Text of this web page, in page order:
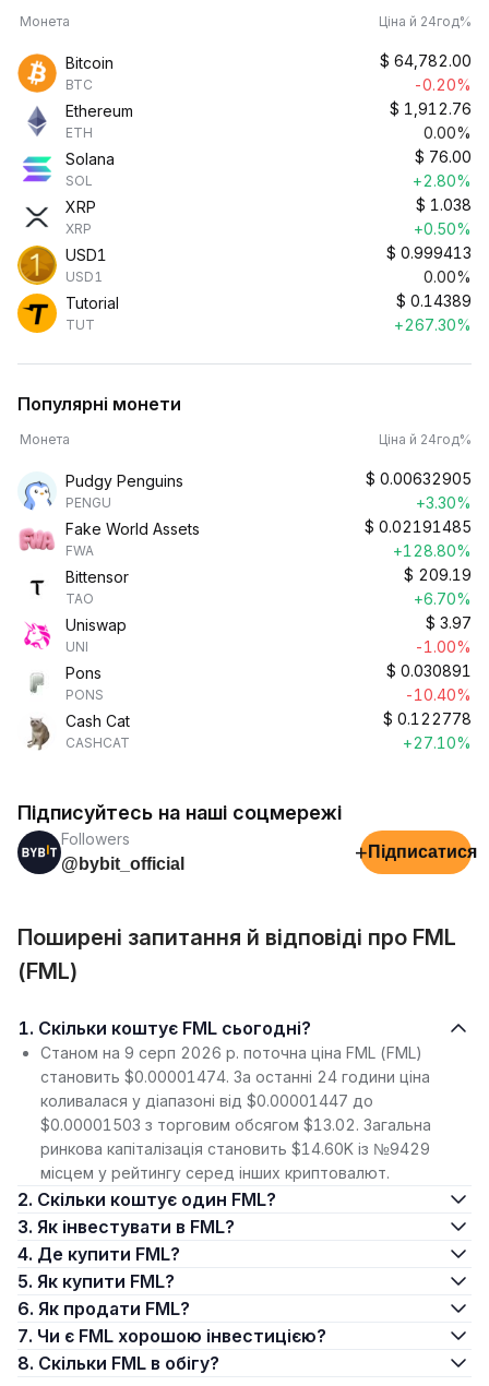
Монета Ціна й 24год%
Bitcoin
BTC
$ 64,782.00
-0.20%
Ethereum
ETH
$ 1,912.76
0.00%
Solana
SOL
$ 76.00
+2.80%
XRP
XRP
$ 1.038
+0.50%
USD1
USD1
$ 0.999413
0.00%
Tutorial
TUT
$ 0.14389
+267.30%
Популярні монети
Монета Ціна й 24год%
Pudgy Penguins
PENGU
$ 0.00632905
+3.30%
Fake World Assets
FWA
$ 0.02191485
+128.80%
Bittensor
TAO
$ 209.19
+6.70%
Uniswap
UNI
$ 3.97
-1.00%
Pons
PONS
$ 0.030891
-10.40%
Cash Cat
CASHCAT
$ 0.122778
+27.10%
Підписуйтесь на наші соцмережі
Followers
@bybit_official
+ Підписатися
Поширені запитання й відповіді про FML
(FML)
1. Скільки коштує FML сьогодні?
Станом на 9 серп 2026 р. поточна ціна FML (FML)
становить $0.00001474. За останні 24 години ціна
коливалася у діапазоні від $0.00001447 до
$0.00001503 з торговим обсягом $13.02. Загальна
ринкова капіталізація становить $14.60K із №9429
місцем у рейтингу серед інших криптовалют.
2. Скільки коштує один FML?
3. Як інвестувати в FML?
4. Де купити FML?
5. Як купити FML?
6. Як продати FML?
7. Чи є FML хорошою інвестицією?
8. Скільки FML в обігу?